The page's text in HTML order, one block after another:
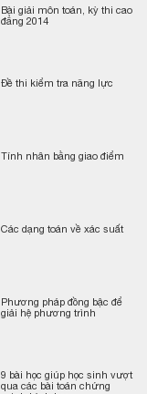
Bài giải môn toán, kỳ thi cao
đẳng 2014
Đề thi kiểm tra năng lực
Tính nhân bằng giao điểm
Các dạng toán về xác suất
Phương pháp đồng bậc để
giải hệ phương trình
9 bài học giúp học sinh vượt
qua các bài toán chứng